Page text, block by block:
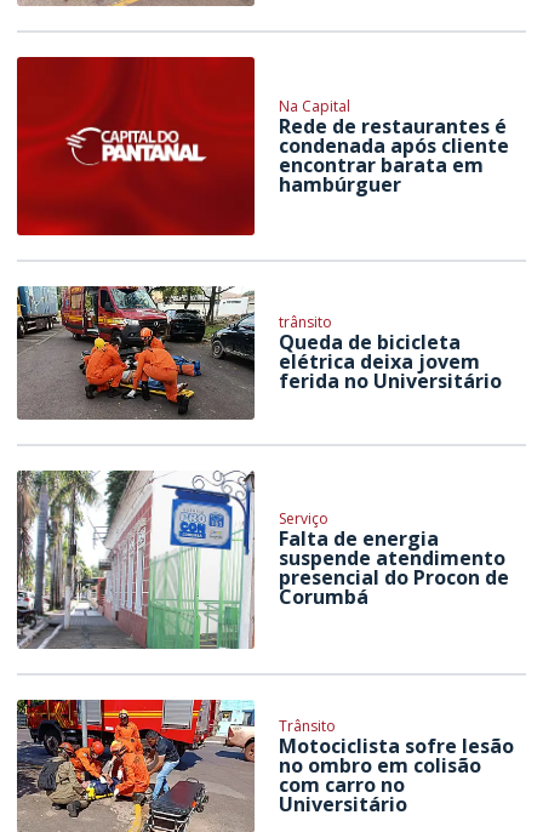
Na Capital
Rede de restaurantes é
condenada após cliente
encontrar barata em
hambúrguer
trânsito
Queda de bicicleta
elétrica deixa jovem
ferida no Universitário
Serviço
Falta de energia
suspende atendimento
presencial do Procon de
Corumbá
Trânsito
Motociclista sofre lesão
no ombro em colisão
com carro no
Universitário